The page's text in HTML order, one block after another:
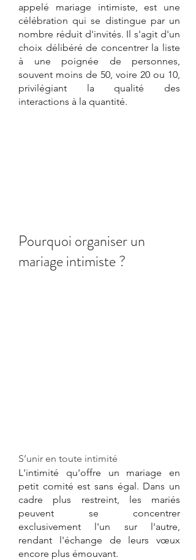
appelé mariage intimiste, est une
célébration qui se distingue par un
nombre réduit d'invités. Il s'agit d'un
choix délibéré de concentrer la liste
à une poignée de personnes,
souvent moins de 50, voire 20 ou 10,
privilégiant la qualité des
interactions à la quantité.
Pourquoi organiser un
mariage intimiste ?
S’unir en toute intimité
L'intimité qu'offre un mariage en
petit comité est sans égal. Dans un
cadre plus restreint, les mariés
peuvent se concentrer
exclusivement l'un sur l'autre,
rendant l'échange de leurs vœux
encore plus émouvant.